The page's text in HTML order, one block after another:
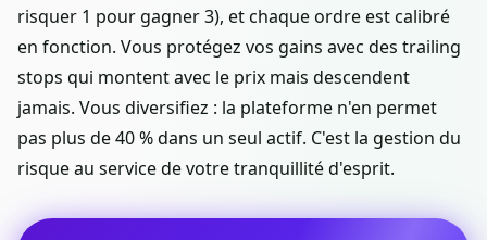
risquer 1 pour gagner 3), et chaque ordre est calibré
en fonction. Vous protégez vos gains avec des trailing
stops qui montent avec le prix mais descendent
jamais. Vous diversifiez : la plateforme n'en permet
pas plus de 40 % dans un seul actif. C'est la gestion du
risque au service de votre tranquillité d'esprit.